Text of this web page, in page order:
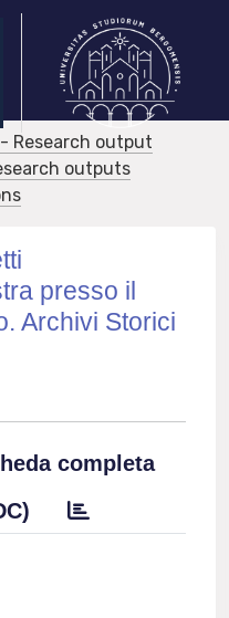
Research output
outputs
presso il
Archivi Storici
completa